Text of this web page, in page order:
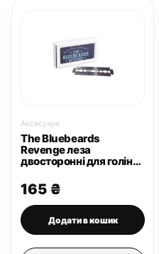
Аксесуари
The Bluebeards
Revenge леза
двосторонні для гоління
165 ₴
Додати в кошик